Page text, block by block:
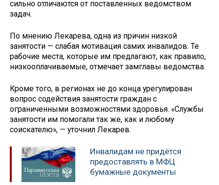
сильно отличаются от поставленных ведомством
задач.
По мнению Лекарева, одна из причин низкой
занятости — слабая мотивация самих инвалидов. Те
рабочие места, которые им предлагают, как правило,
низкооплачиваемые, отмечает замглавы ведомства.
Кроме того, в регионах не до конца урегулирован
вопрос содействия занятости граждан с
ограниченными возможностями здоровья. «Службы
занятости им помогали так же, как и любому
соискателю», — уточнил Лекарев.
Инвалидам не придётся
предоставлять в МФЦ
бумажные документы